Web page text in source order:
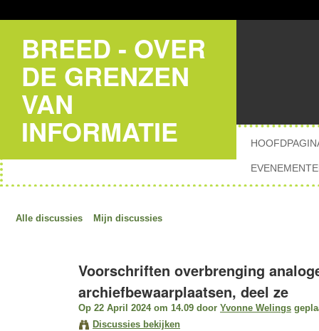
BREED - OVER
DE GRENZEN
VAN
INFORMATIE
Alle discussies Mijn discussies
Voorschriften overbrenging
archiefbewaarplaatsen, deel ze
Op 22 April 2024 om 14.09 door Yvonne Welings
Discussies bekijken